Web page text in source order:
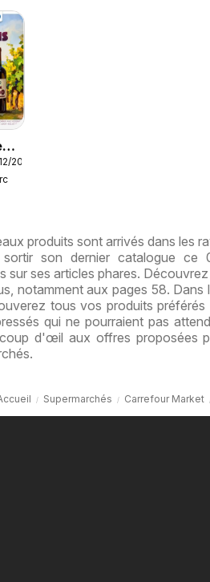
2026
produits sont arrivés dans les
son dernier catalogue
sur ses articles phares.
notamment aux pages 58.
tous vos produits
qui ne pourraient pas
d'œil aux offres proposées
Supermarchés Carrefour Market